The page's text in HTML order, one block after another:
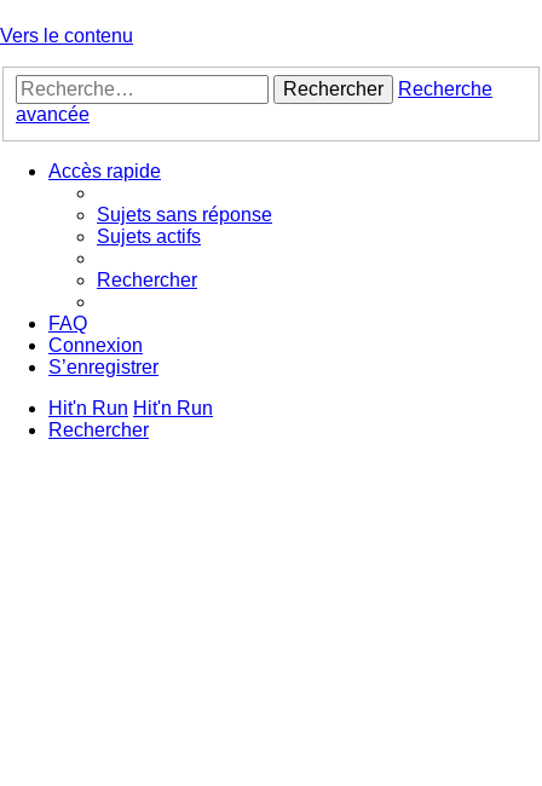
Vers le contenu
Rechercher
Recherche
avancée
Accès rapide
Sujets sans réponse
Sujets actifs
Rechercher
FAQ
Connexion
S’enregistrer
Hit'n Run Hit'n Run
Rechercher